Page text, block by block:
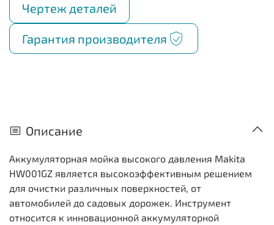
Чертеж деталей
Гарантия производителя
Описание
Аккумуляторная мойка высокого давления Makita
HW001GZ является высокоэффективным решением
для очистки различных поверхностей, от
автомобилей до садовых дорожек. Инструмент
относится к инновационной аккумуляторной